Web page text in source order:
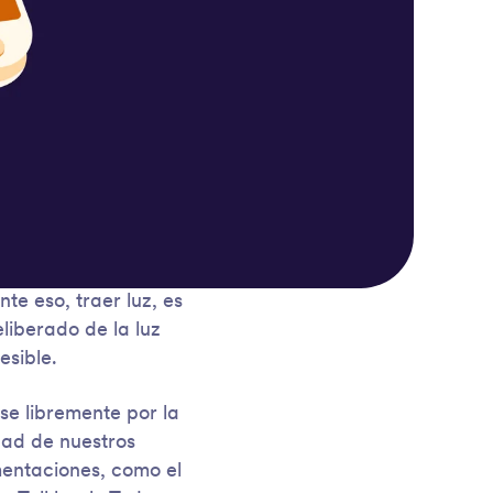
eso, traer luz, es
de la luz
libremente por la
de nuestros
como el